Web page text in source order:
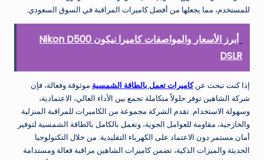
للمستخدم، مما يجعلها من أفضل كاميرات المراقبة في السوق السعودي.
أبرز الأسعار والمواصفات كاميرا نيكون Nikon D500
DSLR
إذا كنت تبحث عنكاميرات تعمل بالطاقة الشمسية موثوقة وفعالة، فإن
شركة الشاهين توفر حلولاً متكاملة تجمع بين الأداء العالي، الاعتمادية،
وسهولة الاستخدام. تقدم الشركة مجموعة من الكاميرات للمراقبة المنزلية
والخارجية، مقاومة للعوامل الجوية، وتعمل بالكامل بالطاقة الشمسية لتوفير
أمان مستمر دون الاعتماد على الكهرباء التقليدية. من خلال التكنولوجيا
الحديثة والميزات الذكية، تضمن كاميرات الشاهين مراقبة فعالة ومستدامة